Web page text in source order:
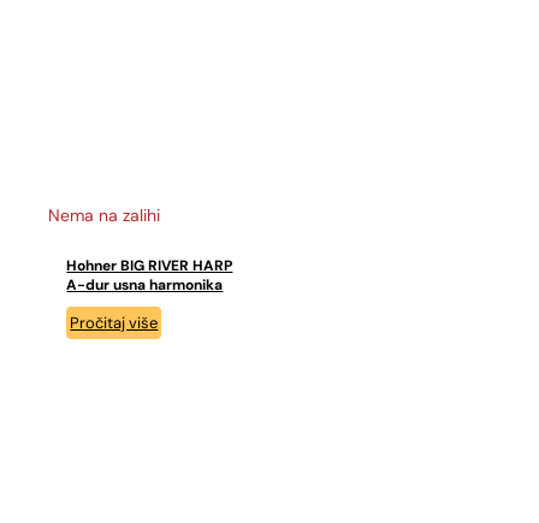
Nema na zalihi
Hohner BIG RIVER HARP
A-dur usna harmonika
Pročitaj više